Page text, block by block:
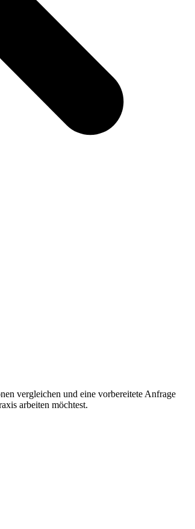
vergleichen und eine vorbereitete Anfrage
arbeiten möchtest.